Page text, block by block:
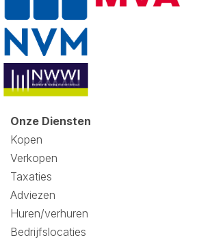
Onze Diensten
Kopen
Verkopen
Taxaties
Adviezen
Huren/verhuren
Bedrijfslocaties